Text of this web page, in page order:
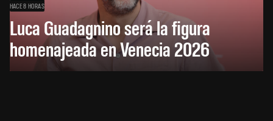
HACE 8 HORAS
Luca Guadagnino será la figura
homenajeada en Venecia 2026